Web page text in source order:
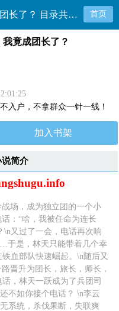
抗战：接个电话，我竟成团长了？ 目录共502章 首页
竟成团长了？
入户，不拿群众一针一线！
加入书架
简介
场，成为独立团的一个小
：“啥，我被任命为连长
\n又过了一会，电话再次响
于是，林天只能带着几个幸
血部队快速崛起。\n随后又
晋升为团长，旅长，师长，
，林天一跃成为了兵团司
不如你接个电话？ \n李云
系统，杀伐果断，失联爽